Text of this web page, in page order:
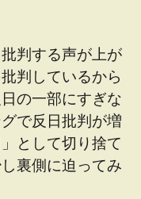
判する声が上が
判しているから
の一部にすぎな
で反日批判が増
として切り捨て
裏側に迫ってみ